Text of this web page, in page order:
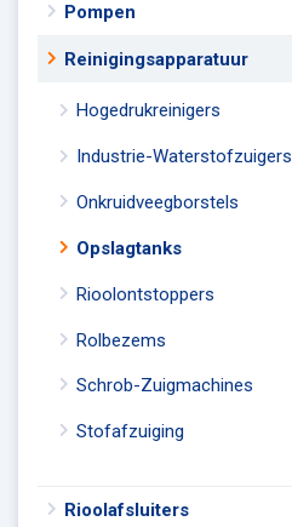
Pompen
Reinigingsapparatuur
Hogedrukreinigers
Industrie-Waterstofzuigers
Onkruidveegborstels
Opslagtanks
Rioolontstoppers
Rolbezems
Schrob-Zuigmachines
Stofafzuiging
Rioolafsluiters